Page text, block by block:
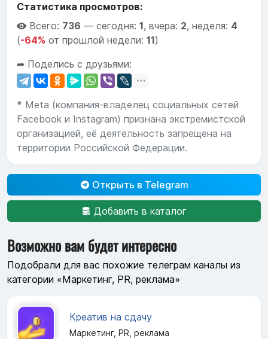
Статистика просмотров:
Всего: 736 — сегодня: 1, вчера: 2, неделя: 4
(-64% от прошлой недели: 11)
➦ Поделись с друзьями:
* Meta (компания-владелец социальных сетей
Facebook и Instagram) признана экстремистской
организацией, её деятельность запрещена на
территории Российской Федерации.
Открыть в Telegram
Добавить в каталог
Возможно вам будет интересно
Подобрали для вас похожие телеграм каналы из
категории «Маркетинг, PR, реклама»
Креатив на сдачу
Маркетинг, PR, реклама